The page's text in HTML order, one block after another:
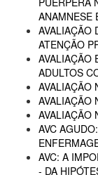
ANAMNESE
AVALIAÇÃO
ATENÇÃO
AVALIAÇÃO
ADULTOS
AVALIAÇÃO
AVALIAÇÃO
AVALIAÇÃO
AVC
AVC: A
- DA